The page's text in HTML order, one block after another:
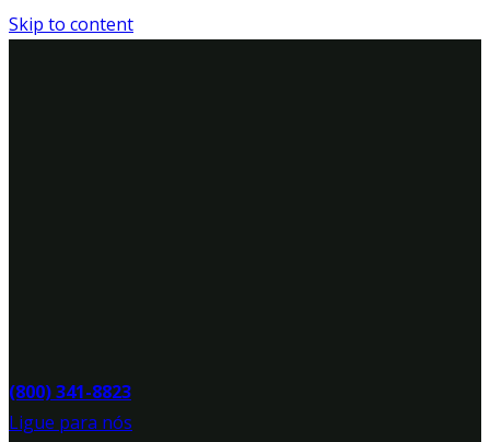
Skip to content
(800) 341-8823
Ligue para nós